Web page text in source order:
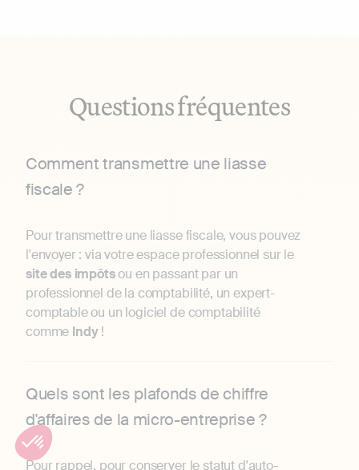
Questions fréquentes
Comment transmettre une liasse
fiscale ?
Pour transmettre une liasse fiscale, vous pouvez
l'envoyer : via votre espace professionnel sur le
site des impôtsou en passant par un
professionnel de la comptabilité, un expert-
comptable ou un logiciel de comptabilité
comme Indy!
Quels sont les plafonds de chiffre
d'affaires de la micro-entreprise ?
Pour rappel, pour conserver le statut d'auto-